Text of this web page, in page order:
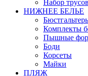
Набор трусов
НИЖНЕЕ БЕЛЬЕ
Комплекты
Пышные
Боди
Корсеты
Майки
ПЛЯЖ